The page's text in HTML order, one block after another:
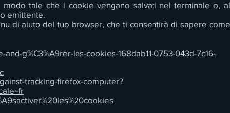
tale che i cookie vengano salvati nel terminale o, al
emittente.
di aiuto del tuo browser, che ti consentirà di sapere come
g%C3%A9rer-les-cookies-168dab11-0753-043d-7c16-
tracking-firefox-computer?